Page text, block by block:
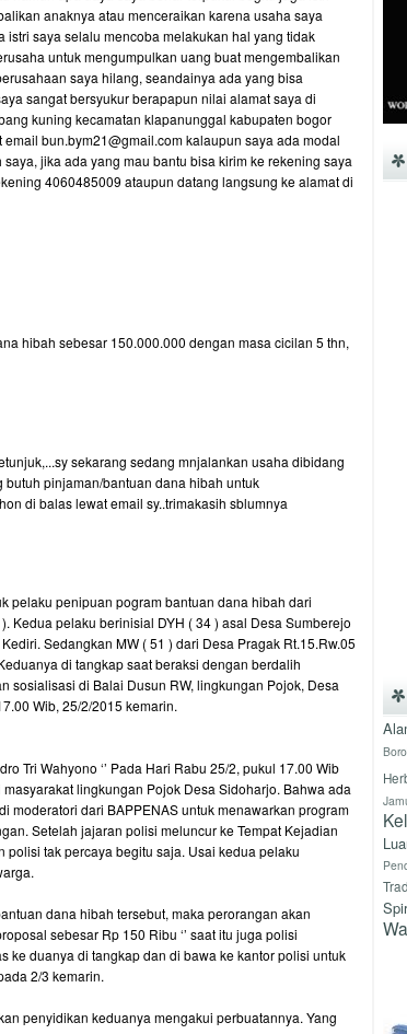
anaknya atau menceraikan karena usaha saya
istri saya selalu mencoba melakukan hal yang tidak
untuk mengumpulkan uang buat mengembalikan
saya hilang, seandainya ada yang bisa
sangat bersyukur berapapun nilai alamat saya di
kuning kecamatan klapanunggal kabupaten bogor
bun.bym21@gmail.com kalaupun saya ada modal
jika ada yang mau bantu bisa kirim ke rekening saya
4060485009 ataupun datang langsung ke alamat di
hibah sebesar 150.000.000 dengan masa cicilan 5 thn,
sekarang sedang mnjalankan usaha dibidang
pinjaman/bantuan dana hibah untuk
di balas lewat email sy..trimakasih sblumnya
pelaku penipuan pogram bantuan dana hibah dari
Kedua pelaku berinisial DYH ( 34 ) asal Desa Sumberejo
Sedangkan MW ( 51 ) dari Desa Pragak Rt.15.Rw.05
di tangkap saat beraksi dengan berdalih
sosialisasi di Balai Dusun RW, lingkungan Pojok, Desa
Wib, 25/2/2015 kemarin.
Tri Wahyono ‘’ Pada Hari Rabu 25/2, pukul 17.00 Wib
lingkungan Pojok Desa Sidoharjo. Bahwa ada
moderatori dari BAPPENAS untuk menawarkan program
Setelah jajaran polisi meluncur ke Tempat Kejadian
polisi tak percaya begitu saja. Usai kedua pelaku
dana hibah tersebut, maka perorangan akan
sebesar Rp 150 Ribu ‘’ saat itu juga polisi
ke duanya di tangkap dan di bawa ke kantor polisi untuk
2/3 kemarin.
penyidikan keduanya mengakui perbuatannya. Yang